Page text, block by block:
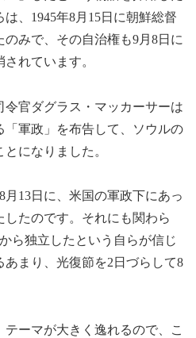
、1945年8月15日に朝鮮総督
みで、その自治権も9月8日に
れています。
令官ダグラス・マッカーサーは
軍政」を布告して、ソウルの
になりました。
月13日に、米国の軍政下にあっ
たのです。それにも関わら
ら独立したという自らが信じ
まり、光復節を2日づらして8
ーマが大きく逸れるので、こ